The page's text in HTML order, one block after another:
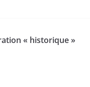
« historique »